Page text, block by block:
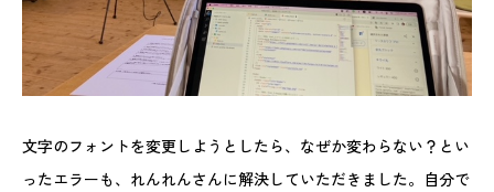
文字のフォントを変更しようとしたら、なぜか変わらない？とい
ったエラーも、れんれんさんに解決していただきました。自分で